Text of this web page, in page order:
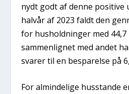
nydt godt af denne positive
halvår af 2023 faldt den
for husholdninger med
sammenlignet med andet
svarer til en besparelse på
For almindelige husstande